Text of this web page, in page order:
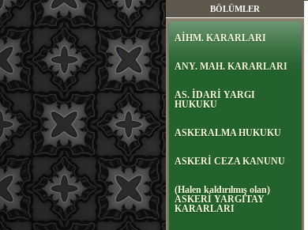
BÖLÜMLER
AİHM. KARARLARI
ANY. MAH. KARARLARI
AS. İDARİ YARGI
HUKUKU
ASKERALMA HUKUKU
ASKERİ CEZA KANUNU
(Halen kaldırılmış olan)
ASKERİ YARGITAY
KARARLARI